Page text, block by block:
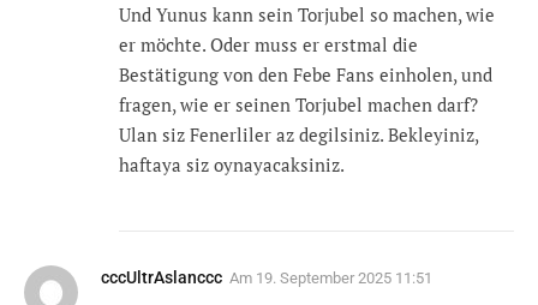
Und Yunus kann sein Torjubel so machen, wie
er möchte. Oder muss er erstmal die
Bestätigung von den Febe Fans einholen, und
fragen, wie er seinen Torjubel machen darf?
Ulan siz Fenerliler az degilsiniz. Bekleyiniz,
haftaya siz oynayacaksiniz.
cccUltrAslanccc Am 19. September 2025 11:51